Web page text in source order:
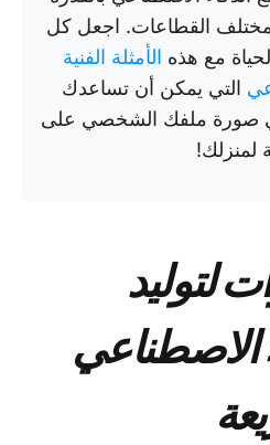
القطاعات. اجعل كل
مع هذه الأمثلة الفنية
التي يمكن أن تساعدك
ملفك الشخصي على
أدوات لتوليد
الاصطناعي